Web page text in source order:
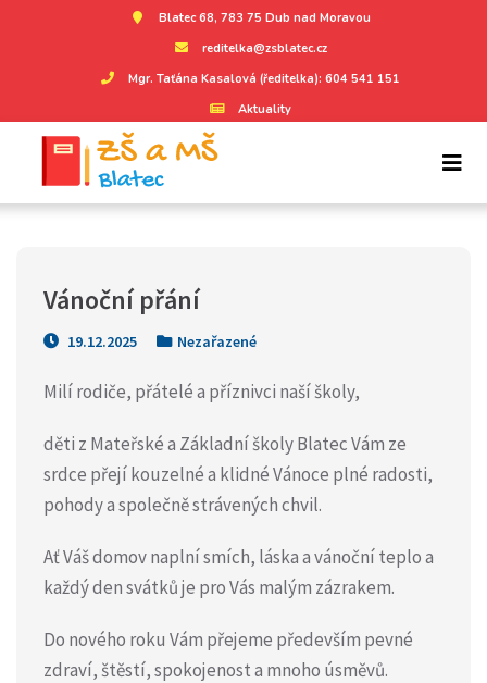
Blatec 68, 783 75 Dub nad Moravou
reditelka@zsblatec.cz
Mgr. Taťána Kasalová (ředitelka): 604 541 151
Aktuality
Vánoční přání
19.12.2025 Nezařazené
Milí rodiče, přátelé a příznivci naší školy,
děti z Mateřské a Základní školy Blatec Vám ze
srdce přejí kouzelné a klidné Vánoce plné radosti,
pohody a společněstrávených chvil.
Ať Váš domov naplní smích, láska a vánoční teplo a
každý den svátků je pro Vás malým zázrakem.
Do nového roku Vám přejeme především pevné
zdraví, štěstí, spokojenost a mnoho úsměvů.